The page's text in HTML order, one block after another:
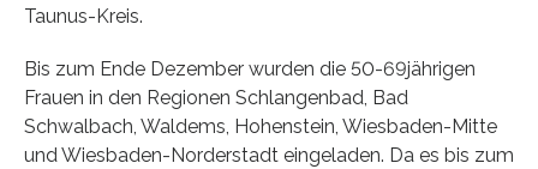
Taunus-Kreis.
Bis zum Ende Dezember wurden die 50-69jährigen
Frauen in den Regionen Schlangenbad, Bad
Schwalbach, Waldems, Hohenstein, Wiesbaden-Mitte
und Wiesbaden-Norderstadt eingeladen. Da es bis zum